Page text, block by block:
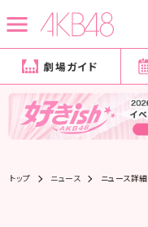
劇場ガイド
トップ ニュース ニュース詳細